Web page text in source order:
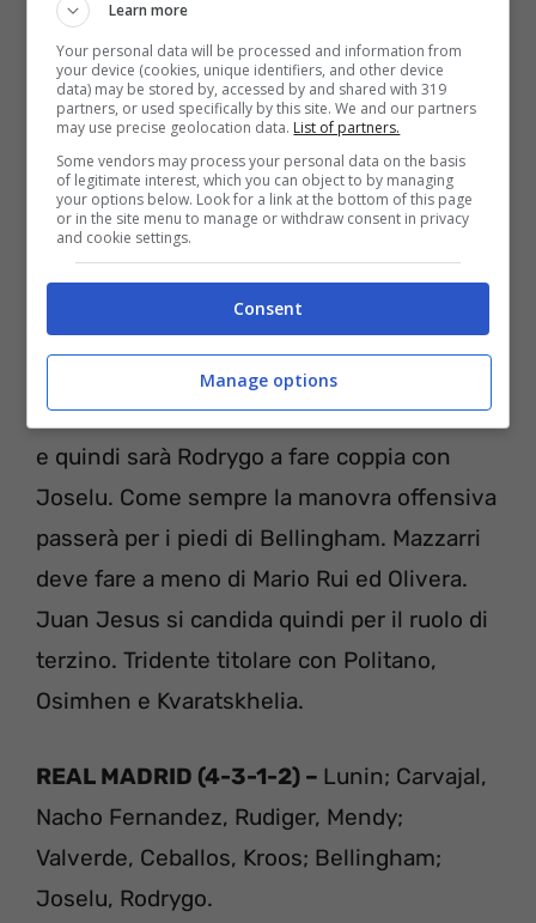
Tutte le info e i pronostici sulle partite di Champions
League
Ancelotti per il suo Real Madrid deve
rinunciare all’asso Vinicius Junior in
attacco. Il brasiliano sarà ko fino a febbraio
e quindi sarà Rodrygo a fare coppia con
Joselu. Come sempre la manovra offensiva
passerà per i piedi di Bellingham. Mazzarri
deve fare a meno di Mario Rui ed Olivera.
Juan Jesus si candida quindi per il ruolo di
terzino. Tridente titolare con Politano,
Osimhen e Kvaratskhelia.
REAL MADRID (4-3-1-2) – Lunin; Carvajal,
Nacho Fernandez, Rudiger, Mendy;
Valverde, Ceballos, Kroos; Bellingham;
Joselu, Rodrygo.
Learn more
Your personal data will be processed and information from
your device (cookies, unique identifiers, and other device
data) may be stored by, accessed by and shared with 319
partners, or used specifically by this site. We and our partners
may use precise geolocation data. List of partners.
Some vendors may process your personal data on the basis
of legitimate interest, which you can object to by managing
your options below. Look for a link at the bottom of this page
or in the site menu to manage or withdraw consent in privacy
and cookie settings.
Consent
Manage options